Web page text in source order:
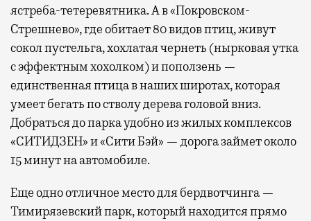
ястреба-тетеревятника. А в «Покровском-
Стрешнево», где обитает 80 видов птиц, живут
сокол пустельга, хохлатая чернеть (нырковая утка
с эффектным хохолком) и поползень —
единственная птица в наших широтах, которая
умеет бегать по стволу дерева головой вниз.
Добраться до парка удобно из жилых комплексов
«СИТИДЗЕН» и «Сити Бэй» — дорога займет около
15 минут на автомобиле.
Еще одно отличное место для бердвотчинга —
Тимирязевский парк, который находится прямо